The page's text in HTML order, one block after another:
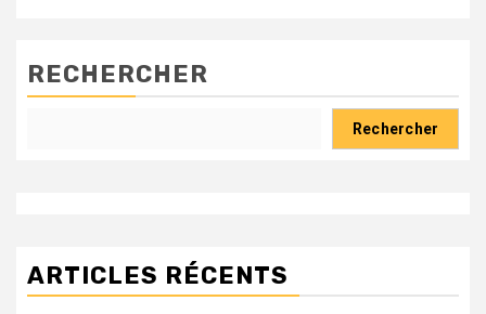
RECHERCHER
Rechercher
ARTICLES RÉCENTS